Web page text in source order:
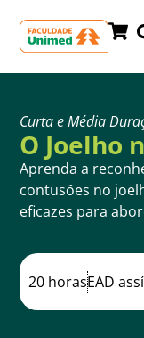
Curta e Média
O Joelho
Aprenda a
contusões no
eficazes para
20 horasEAD